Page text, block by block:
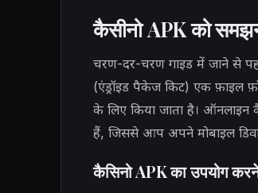
कैसीनो APK को
चरण-दर-चरण गाइड में जाने से
(एंड्रॉइड पैकेज किट) एक फ़ाइल
के लिए किया जाता है।
हैं, जिससे आप अपने मोबाइल
कैसिनो APK का उपयोग